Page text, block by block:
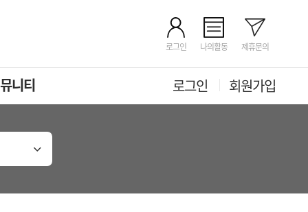
로그인 나의활동 제휴문의
니티 로그인 회원가입